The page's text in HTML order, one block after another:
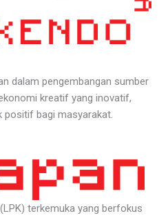
dalam pengembangan sumber
kreatif yang inovatif,
positif bagi masyarakat.
terkemuka yang berfokus